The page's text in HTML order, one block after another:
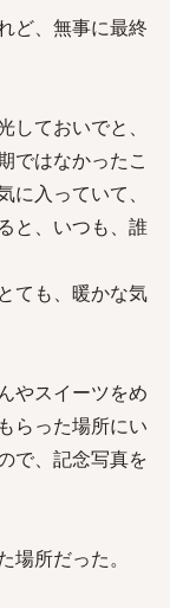
ど、無事に最終
ておいでと、
ではなかったこ
入っていて、
と、いつも、誰
ても、暖かな気
やスイーツをめ
らった場所にい
で、記念写真を
所だった。